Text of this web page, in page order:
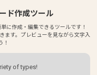
ド作成ツール
に作成・編集できるツールです！
ます。プレビューを見ながら文字入
！
of types!